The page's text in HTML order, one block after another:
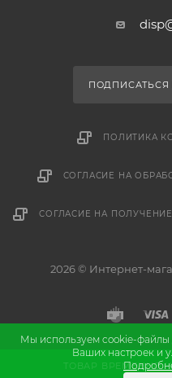
ТОВАР ВРЕМЕННО
ПОЛИТИКА
СОГЛАСИЕ НА
СОГЛАСИЕ НА
2026 © Интернет-
Мы используем cookie-файлы
Ваших настроек и